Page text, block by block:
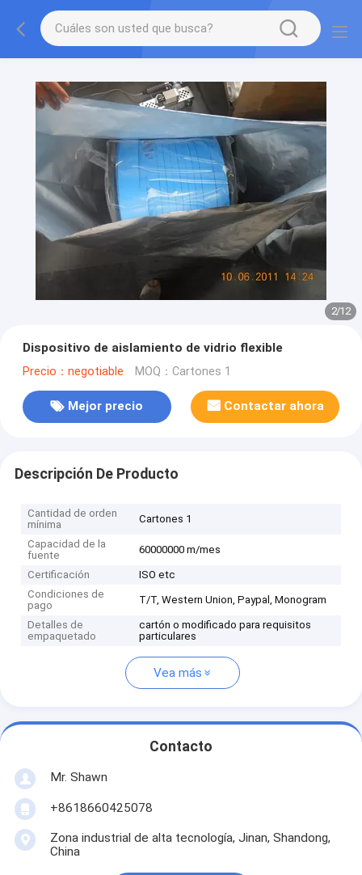
2/12
Dispositivo de aislamiento de vidrio flexible
Precio：negotiable MOQ：Cartones 1
Mejor precio Contactar ahora
Descripción De Producto
Cantidad de orden
mínima
Cartones 1
Capacidad de la
fuente
60000000 m/mes
Certificación
ISO etc
Condiciones de
pago
T/T, Western Union, Paypal, Monogram
Detalles de
empaquetado
cartón o modificado para requisitos
particulares
Vea más
Contacto
Mr. Shawn
+8618660425078
Zona industrial de alta tecnología, Jinan, Shandong,
China